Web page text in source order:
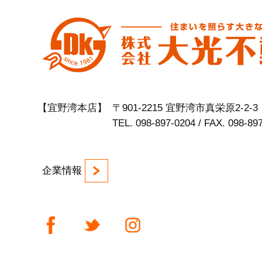
【宜野湾本店】
〒901-2215 宜野湾市真栄原2-2-3
TEL. 098-897-0204 / FAX. 098-
企業情報